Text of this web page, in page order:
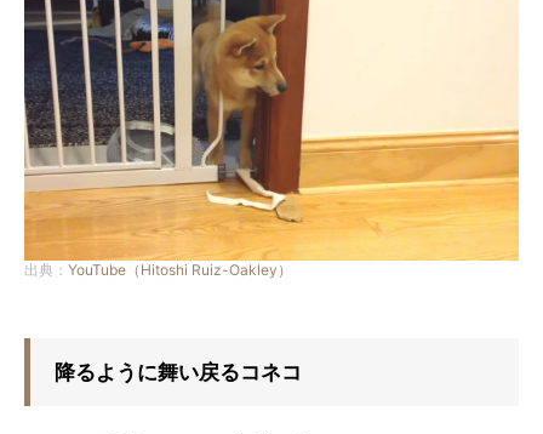
出典： YouTube（Hitoshi Ruiz-Oakley）
降るように舞い戻るコネコ